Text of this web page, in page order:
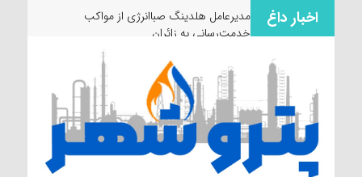
اخبار داغ
مدیرعامل هلدینگ صباانرژی از مواکب
خدمت‌رسانی به زائران و عزاد